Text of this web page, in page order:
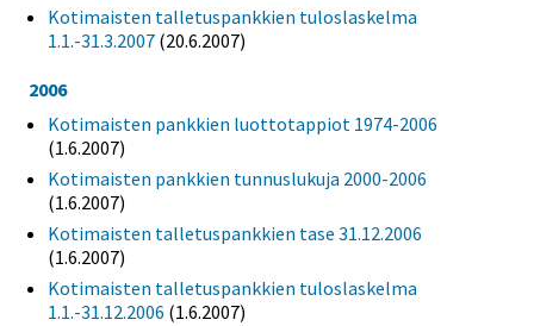
Kotimaisten talletuspankkien tuloslaskelma
1.1.-31.3.2007 (20.6.2007)
2006
Kotimaisten pankkien luottotappiot 1974-2006
(1.6.2007)
Kotimaisten pankkien tunnuslukuja 2000-2006
(1.6.2007)
Kotimaisten talletuspankkien tase 31.12.2006
(1.6.2007)
Kotimaisten talletuspankkien tuloslaskelma
1.1.-31.12.2006 (1.6.2007)